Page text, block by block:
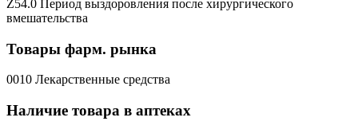
Z54.0 Период выздоровления после хирургического
вмешательства
Товары фарм. рынка
0010 Лекарственные средства
Наличие товара в аптеках